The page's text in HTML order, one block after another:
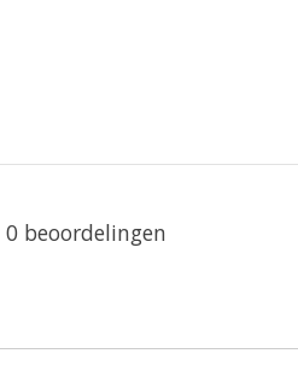
0 beoordelingen